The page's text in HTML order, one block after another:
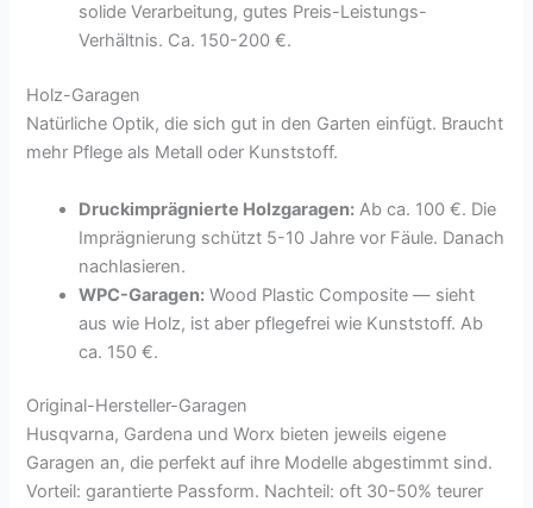
solide Verarbeitung, gutes Preis-Leistungs-
Verhältnis. Ca. 150-200 €.
Holz-Garagen
Natürliche Optik, die sich gut in den Garten einfügt. Braucht
mehr Pflege als Metall oder Kunststoff.
Druckimprägnierte Holzgaragen: Ab ca. 100 €. Die
Imprägnierung schützt 5-10 Jahre vor Fäule. Danach
nachlasieren.
WPC-Garagen: Wood Plastic Composite — sieht
aus wie Holz, ist aber pflegefrei wie Kunststoff. Ab
ca. 150 €.
Original-Hersteller-Garagen
Husqvarna, Gardena und Worx bieten jeweils eigene
Garagen an, die perfekt auf ihre Modelle abgestimmt sind.
Vorteil: garantierte Passform. Nachteil: oft 30-50% teurer